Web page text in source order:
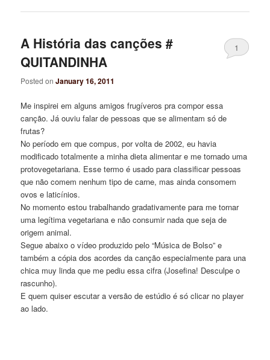
A História das canções #
QUITANDINHA
Posted onJanuary 16, 2011
1
Me inspirei em alguns amigos frugíveros pra compor essa
canção. Já ouviu falar de pessoas que se alimentam só de
frutas?
No período em que compus, por volta de 2002, eu havia
modificado totalmente a minha dieta alimentar e me tornado uma
protovegetariana. Esse termo é usado para classificar pessoas
que não comem nenhum tipo de carne, mas ainda consomem
ovos e laticínios.
No momento estou trabalhando gradativamente para me tornar
uma legítima vegetariana e não consumir nada que seja de
origem animal.
Segue abaixo o vídeo produzido pelo “Música de Bolso” e
também a cópia dos acordes da canção especialmente para una
chica muy linda que me pediu essa cifra (Josefina! Desculpe o
rascunho).
E quem quiser escutar a versão de estúdio é só clicar no player
ao lado.